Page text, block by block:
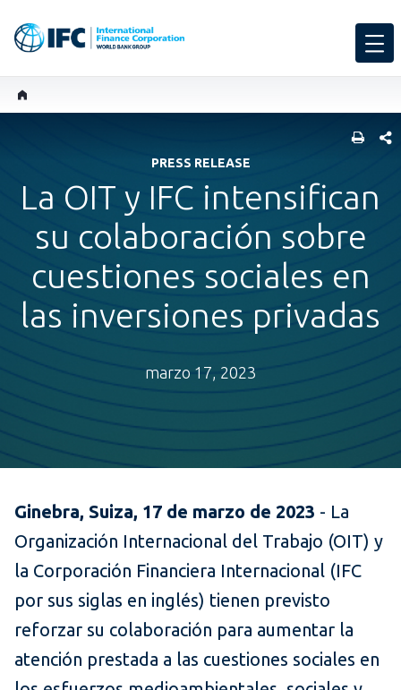
PRESS RELEASE
La OIT y IFC intensifican
su colaboración sobre
cuestiones sociales en
las inversiones privadas
marzo 17, 2023
​Ginebra, Suiza, 17 de marzo de 2023 - La
Organización Internacional del Trabajo (OIT) y
la Corporación Financiera Internacional (IFC
por sus siglas en inglés) tienen previsto
reforzar su colaboración para aumentar la
atención prestada a las cuestiones sociales en